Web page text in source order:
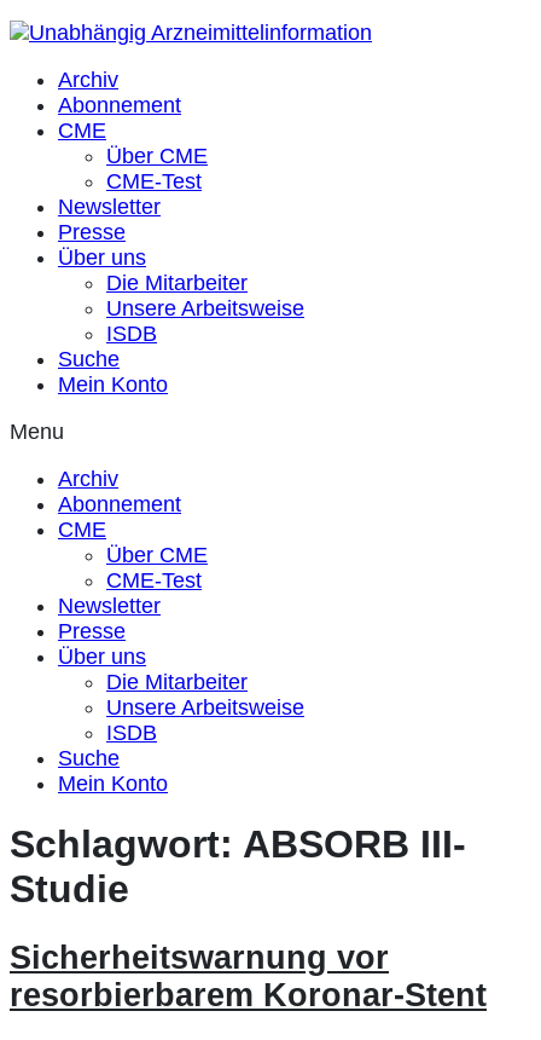
Archiv
Abonnement
CME
Über CME
CME-Test
Newsletter
Presse
Über uns
Die Mitarbeiter
Unsere Arbeitsweise
ISDB
Suche
Mein Konto
Menu
Archiv
Abonnement
CME
Über CME
CME-Test
Newsletter
Presse
Über uns
Die Mitarbeiter
Unsere Arbeitsweise
ISDB
Suche
Mein Konto
Schlagwort: ABSORB III-
Studie
Sicherheitswarnung vor
resorbierbarem Koronar-Stent